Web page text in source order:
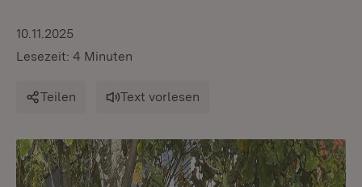
10.11.2025
Lesezeit: 4 Minuten
Teilen Text vorlesen